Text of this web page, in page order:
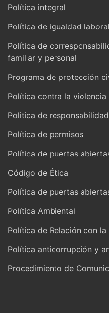
Política integral
Política de igualdad
Política de
familiar y personal
Programa de protección
Política contra la violencia
Politica de
Política de permisos
Política de puertas
Código de Ética
Política de puertas
Política Ambiental
Política de Relación con la
Política anticorrupción y
Procedimiento de